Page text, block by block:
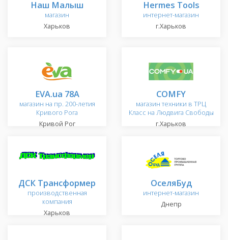
Наш Малыш
магазин
Харьков
Hermes Tools
интернет-магазин
г.Харьков
EVA.ua 78A
магазин на пр. 200-летия
Кривого Рога
Кривой Рог
COMFY
магазин техники в ТРЦ
Класс на Людвига Свободы
г.Харьков
ДСК Трансформер
производственная
компания
Харьков
ОселяБуд
интернет-магазин
Днепр